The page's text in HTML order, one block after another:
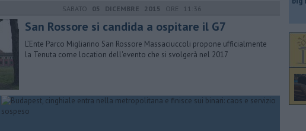
SABATO 05 DICEMBRE 2015 ORE 11:36
San Rossore si candida a ospitare il G7
​L’Ente Parco Migliarino San Rossore Massaciuccoli propone ufficialmente
la Tenuta come location dell'evento che si svolgerà nel 2017